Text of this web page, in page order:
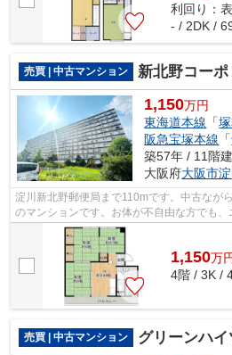
利回り：
- / 2DK /
売買 | 中古マンション 新北野コーポ
1,150万円
東海道本線 「
阪急宝塚本線 「
築57年 / 11階建
大阪府大阪市
淀川新北野郵便局まで110mです。中古なが
のマンションです。お体が不自由な方でも、
昇り降りが安心です。駅から徒歩10分...
1,150万
4階 / 3K /
売買 | 中古マンション グリーンハイ